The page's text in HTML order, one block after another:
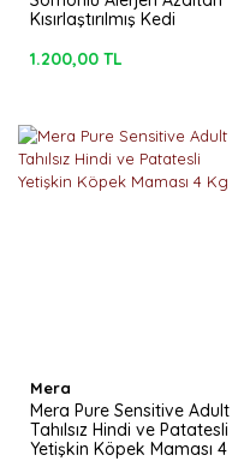
Kısırlaştırılmış Kedi
1.200,00 TL
Mera
Mera Pure Sensitive Adult
Tahılsız Hindi ve Patatesli
Yetişkin Köpek Maması 4